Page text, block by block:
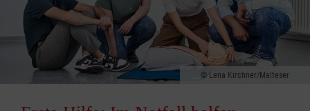
Lena Kirchner/Malteser